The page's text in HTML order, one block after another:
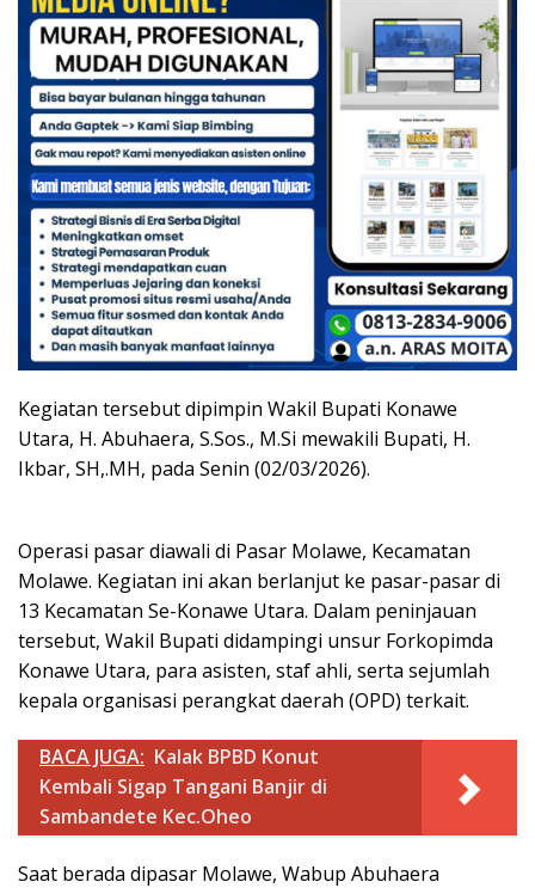
Kegiatan tersebut dipimpin Wakil Bupati Konawe
Utara, H. Abuhaera, S.Sos., M.Si mewakili Bupati, H.
Ikbar, SH,.MH, pada Senin (02/03/2026).
Operasi pasar diawali di Pasar Molawe, Kecamatan
Molawe. Kegiatan ini akan berlanjut ke pasar-pasar di
13 Kecamatan Se-Konawe Utara. Dalam peninjauan
tersebut, Wakil Bupati didampingi unsur Forkopimda
Konawe Utara, para asisten, staf ahli, serta sejumlah
kepala organisasi perangkat daerah (OPD) terkait.
BACA JUGA: Kalak BPBD Konut
Kembali Sigap Tangani Banjir di
Sambandete Kec.Oheo
Saat berada dipasar Molawe, Wabup Abuhaera